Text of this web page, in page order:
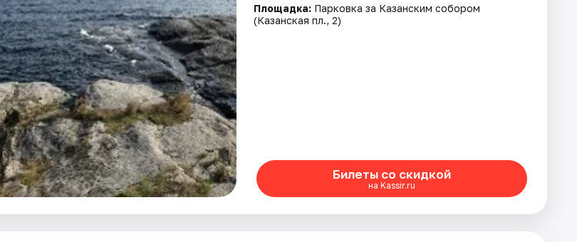
Площадка: Парковка за Казанским собором
(Казанская пл., 2)
Билеты со скидкой
на Kassir.ru